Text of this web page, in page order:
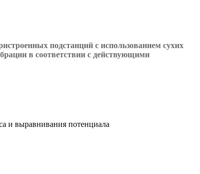
подстанций с использованием сухих
в соответствии с действующими
и выравнивания потенциала